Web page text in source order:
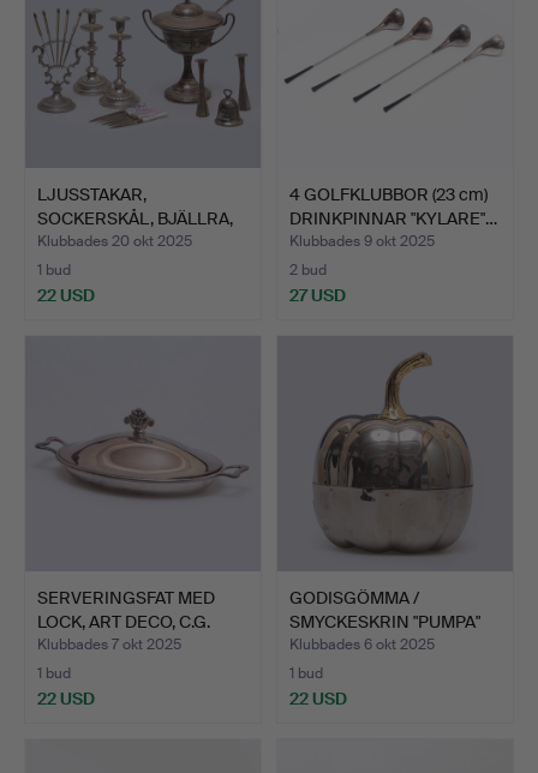
LJUSSTAKAR,
SOCKERSKÅL, BJÄLLRA,
FRUKTKNIV…
Klubbades 20 okt 2025
1 bud
22 USD
4 GOLFKLUBBOR (23 cm)
DRINKPINNAR "KYLARE"…
Klubbades 9 okt 2025
2 bud
27 USD
SERVERINGSFAT MED
LOCK, ART DECO, C.G.
HAL…
Klubbades 7 okt 2025
1 bud
22 USD
GODISGÖMMA /
SMYCKESKRIN "PUMPA"
NYSILVER.
Klubbades 6 okt 2025
1 bud
22 USD